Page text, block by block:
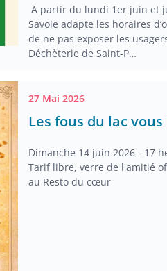
A partir du lundi 1er juin et
Savoie adapte les horaires
de ne pas exposer les
Déchèterie de Saint-P…
27 Mai 2026
Les fous du lac
Dimanche 14 juin 2026 - 17
Tarif libre, verre de l'amitié
au Resto du cœur